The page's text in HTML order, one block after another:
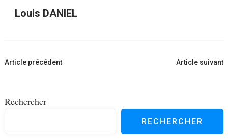
Louis DANIEL
Navigation
Article précédent Article suivant
Rechercher
RECHERCHER